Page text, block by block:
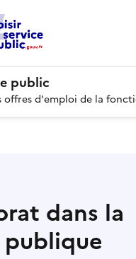
public
offres d'emploi de la
dans la